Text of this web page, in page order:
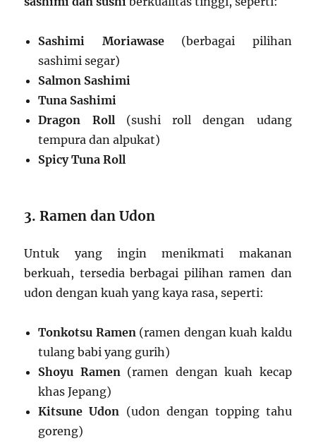
Sashimi Moriawase(berbagai pilihan
sashimi segar)
Salmon Sashimi
Tuna Sashimi
Dragon Roll (sushi roll dengan udang
tempura dan alpukat)
Spicy Tuna Roll
3. Ramen dan Udon
Untuk yang ingin menikmati makanan
berkuah, tersedia berbagai pilihan ramen dan
udon dengan kuah yang kaya rasa, seperti:
Tonkotsu Ramen (ramen dengan kuah kaldu
tulang babi yang gurih)
Shoyu Ramen (ramen dengan kuah kecap
khas Jepang)
Kitsune Udon (udon dengan topping tahu
goreng)